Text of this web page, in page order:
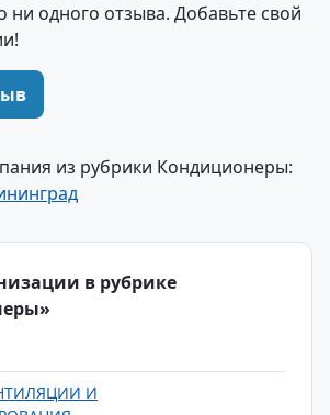
ни одного отзыва. Добавьте свой
из рубрики Кондиционеры:
в рубрике
И